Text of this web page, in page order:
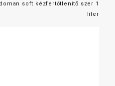
soft kézfertőtlenítő szer 1
liter